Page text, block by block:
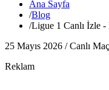
Ana Sayfa
/Blog
/Ligue 1 Canlı İzle
25 Mayıs 2026 /Canlı
Reklam